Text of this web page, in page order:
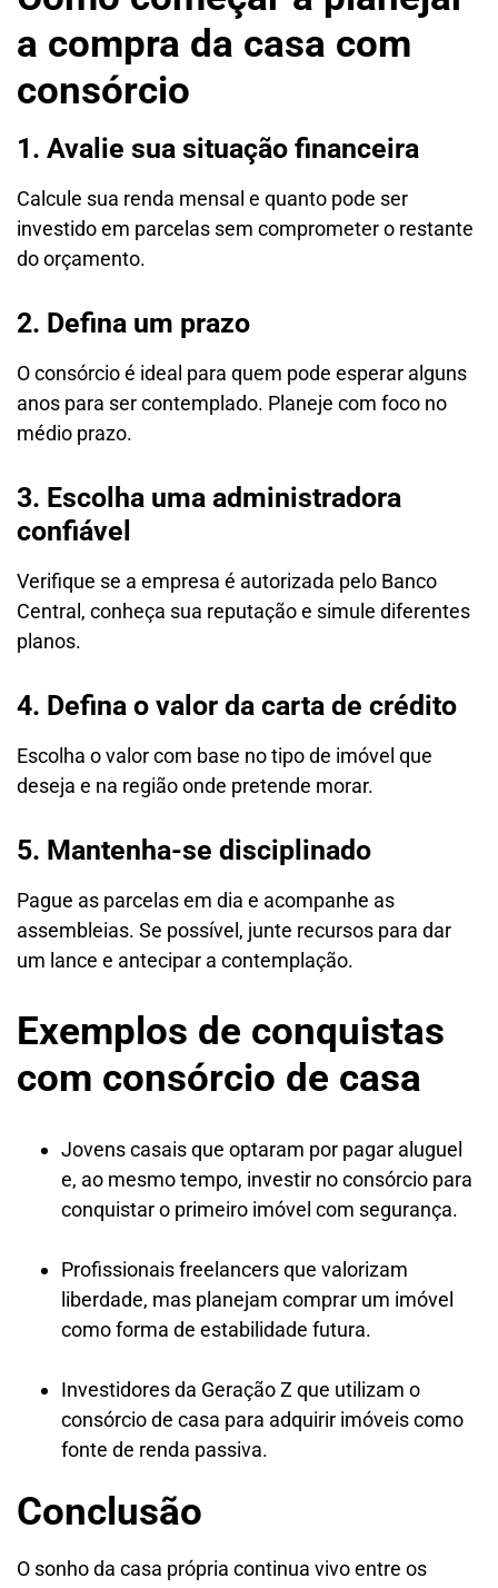
a compra da casa com
consórcio
1. Avalie sua situação financeira
Calcule sua renda mensal e quanto pode ser
investido em parcelas sem comprometer o restante
do orçamento.
2. Defina um prazo
O consórcio é ideal para quem pode esperar alguns
anos para ser contemplado. Planeje com foco no
médio prazo.
3. Escolha uma administradora
confiável
Verifique se a empresa é autorizada pelo Banco
Central, conheça sua reputação e simule diferentes
planos.
4. Defina o valor da carta de crédito
Escolha o valor com base no tipo de imóvel que
deseja e na região onde pretende morar.
5. Mantenha-se disciplinado
Pague as parcelas em dia e acompanhe as
assembleias. Se possível, junte recursos para dar
um lance e antecipar a contemplação.
Exemplos de conquistas
com consórcio de casa
Jovens casais que optaram por pagar aluguel
e, ao mesmo tempo, investir no consórcio para
conquistar o primeiro imóvel com segurança.
Profissionais freelancers que valorizam
liberdade, mas planejam comprar um imóvel
como forma de estabilidade futura.
Investidores da Geração Z que utilizam o
consórcio de casa para adquirir imóveis como
fonte de renda passiva.
Conclusão
O sonho da casa própria continua vivo entre os